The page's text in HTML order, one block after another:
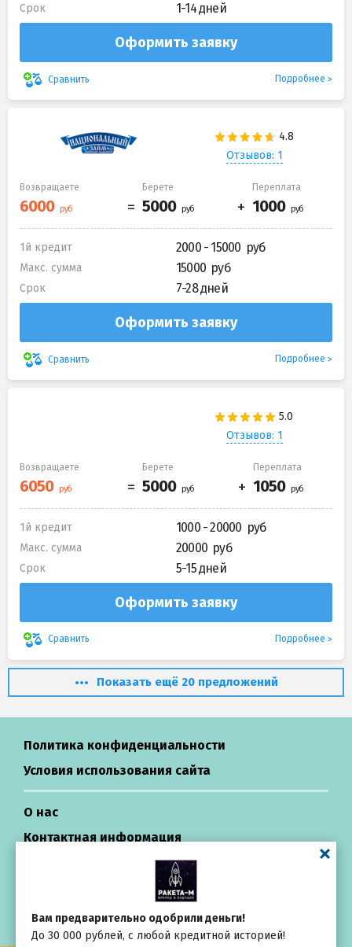
Срок 1-14 дней
Оформить заявку
Сравнить Подробнее
Отзывов: 1
Возвращаете Берете Переплата
1й кредит 2000 - 15000
Макс. сумма 15000
Срок 7-28 дней
Оформить заявку
Сравнить Подробнее
Отзывов: 1
Возвращаете Берете Переплата
1й кредит 1000 - 20000
Макс. сумма 20000
Срок 5-15 дней
Оформить заявку
Сравнить Подробнее
Вам предварительно одобрили деньги!
До 30 000 рублей, с любой кредитной историей!
Показать ещё 20 предложений
Политика конфиденциальности
Условия использования сайта
О нас
Контактная информация
Займы в России